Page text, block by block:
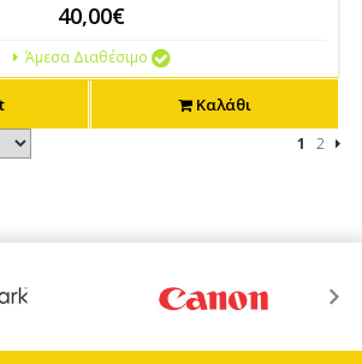
40,00€
Άμεσα Διαθέσιμο
Καλάθι
1 2